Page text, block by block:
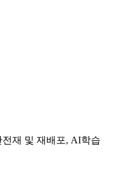
재 및 재배포, AI학습